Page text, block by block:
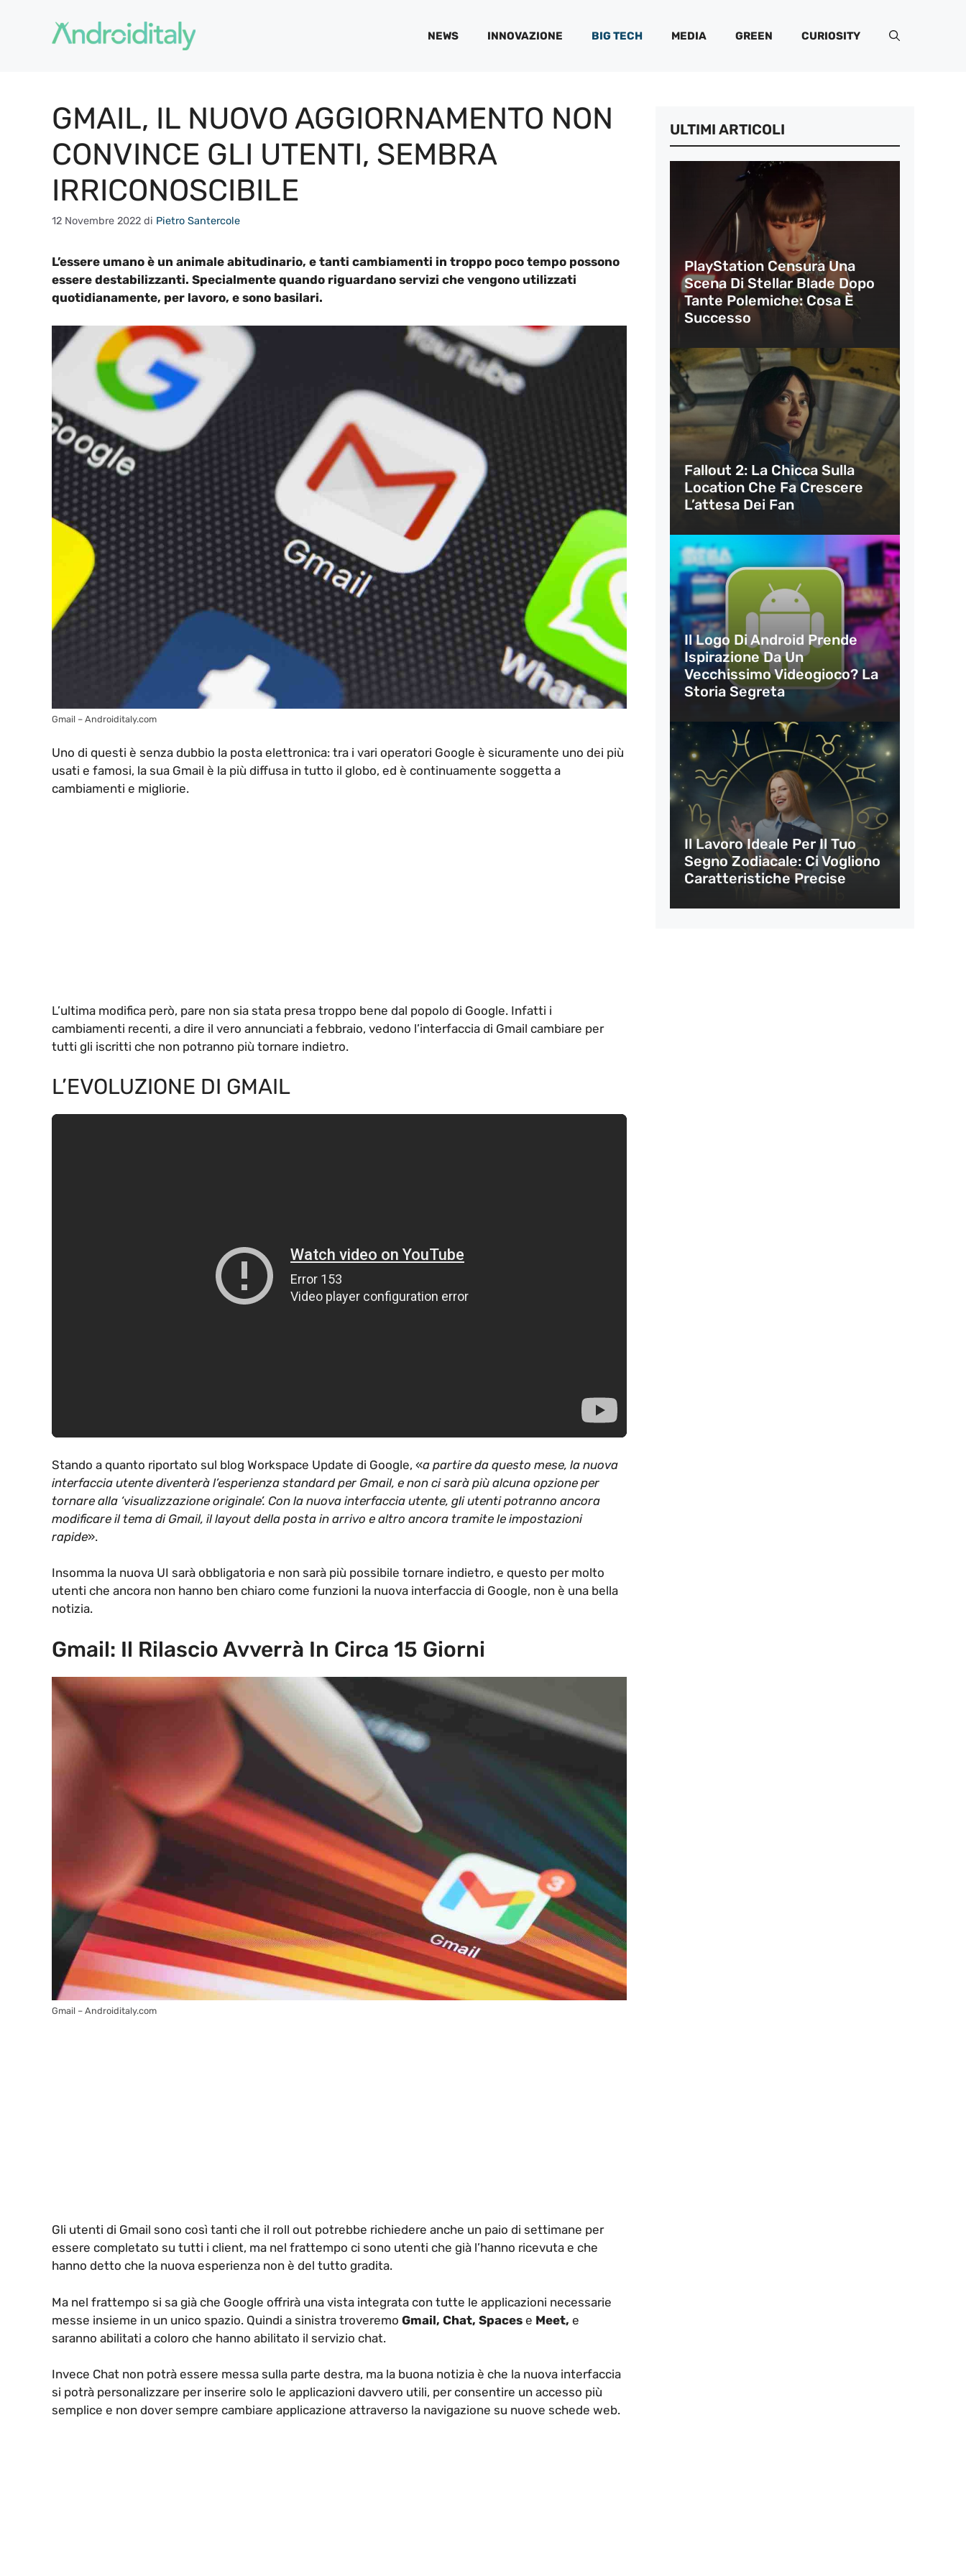
contenuto
NEWS INNOVAZIONE BIG TECH MEDIA GREEN CURIOSITY
GMAIL, IL NUOVO AGGIORNAMENTO NON
CONVINCE GLI UTENTI, SEMBRA
IRRICONOSCIBILE
12 Novembre 2022 di Pietro Santercole
L’essere umano è un animale abitudinario, e tanti cambiamenti in troppo poco tempo possono
essere destabilizzanti. Specialmente quando riguardano servizi che vengono utilizzati
quotidianamente, per lavoro, e sono basilari.
Gmail – Androiditaly.com
Uno di questi è senza dubbio la posta elettronica: tra i vari operatori Google è sicuramente uno dei più
usati e famosi, la sua Gmail è la più diffusa in tutto il globo, ed è continuamente soggetta a
cambiamenti e migliorie.
L’ultima modifica però, pare non sia stata presa troppo bene dal popolo di Google. Infatti i
cambiamenti recenti, a dire il vero annunciati a febbraio, vedono l’interfaccia di Gmail cambiare per
tutti gli iscritti che non potranno più tornare indietro.
L’EVOLUZIONE DI GMAIL
Stando a quanto riportato sul blog Workspace Update di Google, «a partire da questo mese, la nuova
interfaccia utente diventerà l’esperienza standard per Gmail, e non ci sarà più alcuna opzione per
tornare alla ‘visualizzazione originale’. Con la nuova interfaccia utente, gli utenti potranno ancora
modificare il tema di Gmail, il layout della posta in arrivo e altro ancora tramite le impostazioni
rapide».
Insomma la nuova UI sarà obbligatoria e non sarà più possibile tornare indietro, e questo per molto
utenti che ancora non hanno ben chiaro come funzioni la nuova interfaccia di Google, non è una bella
notizia.
Gmail: Il Rilascio Avverrà In Circa 15 Giorni
Gmail – Androiditaly.com
Gli utenti di Gmail sono così tanti che il roll out potrebbe richiedere anche un paio di settimane per
essere completato su tutti i client, ma nel frattempo ci sono utenti che già l’hanno ricevuta e che
hanno detto che la nuova esperienza non è del tutto gradita.
Ma nel frattempo si sa già che Google offrirà una vista integrata con tutte le applicazioni necessarie
messe insieme in un unico spazio. Quindi a sinistra troveremo Gmail, Chat, Spaces e Meet, e
saranno abilitati a coloro che hanno abilitato il servizio chat.
Invece Chat non potrà essere messa sulla parte destra, ma la buona notizia è che la nuova interfaccia
si potrà personalizzare per inserire solo le applicazioni davvero utili, per consentire un accesso più
semplice e non dover sempre cambiare applicazione attraverso la navigazione su nuove schede web.
ULTIMI ARTICOLI
PlayStation Censura Una
Scena Di Stellar Blade Dopo
Tante Polemiche: Cosa È
Successo
Fallout 2: La Chicca Sulla
Location Che Fa Crescere
L’attesa Dei Fan
Il Logo Di Android Prende
Ispirazione Da Un
Vecchissimo Videogioco? La
Storia Segreta
Il Lavoro Ideale Per Il Tuo
Segno Zodiacale: Ci Vogliono
Caratteristiche Precise